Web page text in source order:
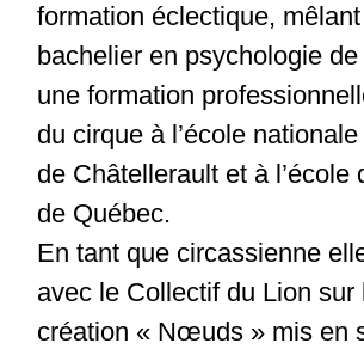
formation éclectique,
bachelier en psychologie de
une formation
du cirque à l’école
de Châtellerault et à l’école
de Québec.
En tant que circassienne
avec le Collectif du Lion sur
création « Nœuds » mis en